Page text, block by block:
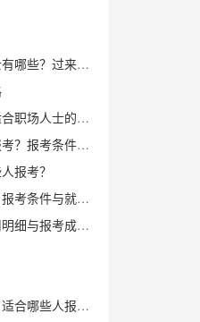
过来人分享经验
士的深造选择
与学习价值解析
报考？
与就业前景解析
报考成本详解
哪些人报考？